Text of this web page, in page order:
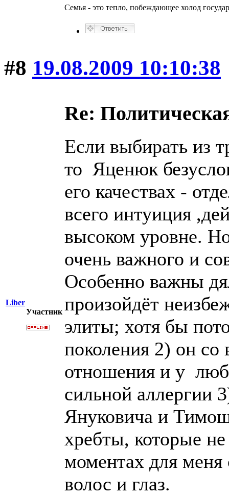
Семья - это тепло, побеждающее холод
#8 19.08.2009 10:10:38
Liber
Участник
Re:
Если выбирать из
то Яценюк
его качествах -
всего интуиция
высоком уровне.
очень важного и
Особенно важны
произойдёт
элиты; хотя бы
поколения 2) он
отношения и у
сильной аллергии
Януковича и
хребты, которые
моментах для меня
волос и глаз.